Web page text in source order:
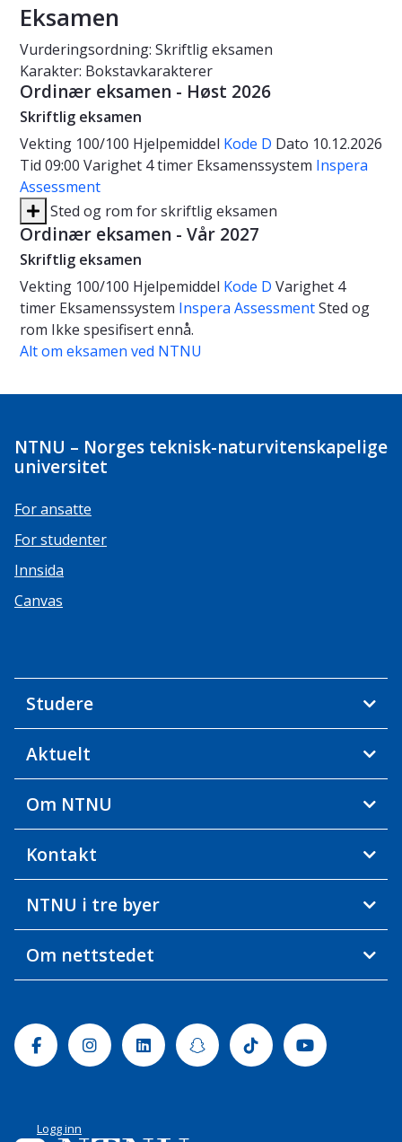
Eksamen
Vurderingsordning: Skriftlig eksamen
Karakter: Bokstavkarakterer
Ordinær eksamen - Høst 2026
Skriftlig eksamen
Vekting 100/100 Hjelpemiddel Kode D Dato 10.12.2026
Tid 09:00 Varighet 4 timer Eksamenssystem Inspera
Assessment
Sted og rom for skriftlig eksamen
Ordinær eksamen - Vår 2027
Skriftlig eksamen
Vekting 100/100 Hjelpemiddel Kode D Varighet 4
timer Eksamenssystem Inspera AssessmentSted og
rom Ikke spesifisert ennå.
Alt om eksamen ved NTNU
NTNU – Norges teknisk-naturvitenskapelige
universitet
For ansatte
For studenter
Innsida
Canvas
Studere
Aktuelt
Om NTNU
Kontakt
NTNU i tre byer
Om nettstedet
FacebookInstagramLinkedinSnapchatTiktok Youtube
Logg inn